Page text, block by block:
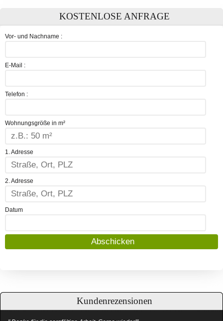
KOSTENLOSE ANFRAGE
Vor- und Nachname :
E-Mail :
Telefon :
Wohnungsgröße in m²
1. Adresse
2. Adresse
Datum
Kundenrezensionen